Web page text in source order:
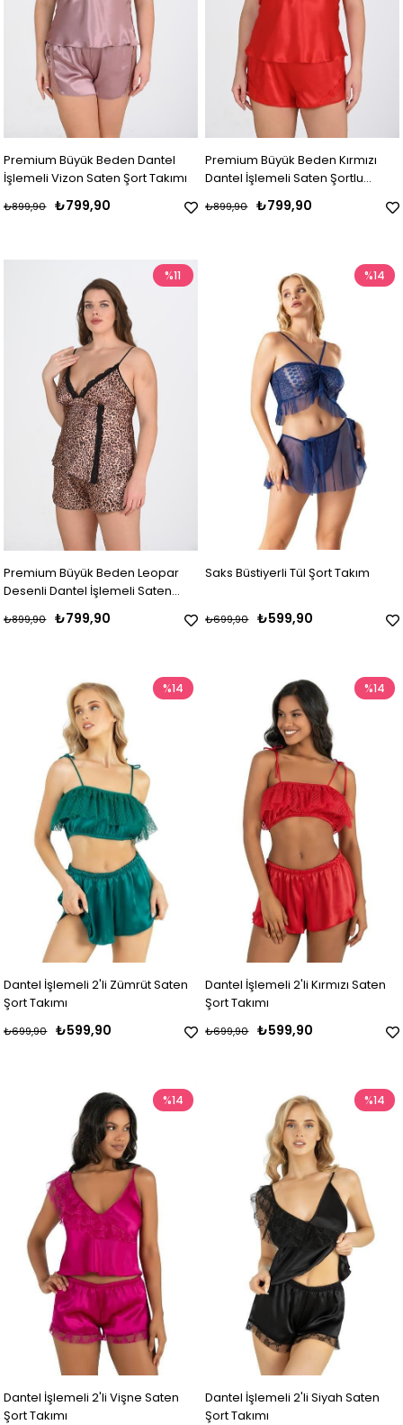
Premium Büyük Beden Dantel
İşlemeli Vizon Saten Şort Takımı
₺799,90
₺899,90
Premium Büyük Beden Kırmızı
Dantel İşlemeli Saten Şortlu
Gecelik Takımı
₺799,90
₺899,90
Premium Büyük Beden Leopar
Desenli Dantel İşlemeli Saten
₺799,90
₺899,90
%11
Saks Büstiyerli Tül Şort Takım
₺599,90
₺699,90
%14
Dantel İşlemeli 2'li Zümrüt Saten
Şort Takımı
₺599,90
₺699,90
%14
Dantel İşlemeli 2'li Kırmızı Saten
Şort Takımı
₺599,90
₺699,90
%14
Dantel İşlemeli 2'li Vişne Saten
Şort Takımı
%14
Dantel İşlemeli 2'li Siyah Saten
Şort Takımı
%14